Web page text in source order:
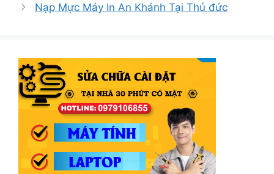
Nạp Mực Máy In An Khánh Tại Thủ đức